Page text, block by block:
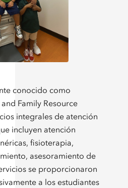
conocido como
Family Resource
integrales de atención
incluyen atención
fisioterapia,
asesoramiento de
se proporcionaron
a los estudiantes